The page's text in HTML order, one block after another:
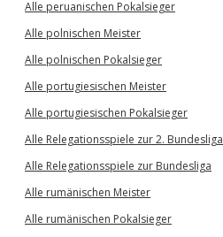
Alle peruanischen Pokalsieger
Alle polnischen Meister
Alle polnischen Pokalsieger
Alle portugiesischen Meister
Alle portugiesischen Pokalsieger
Alle Relegationsspiele zur 2. Bundesliga
Alle Relegationsspiele zur Bundesliga
Alle rumänischen Meister
Alle rumänischen Pokalsieger